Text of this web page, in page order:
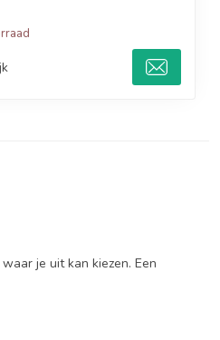
je uit kan kiezen. Een